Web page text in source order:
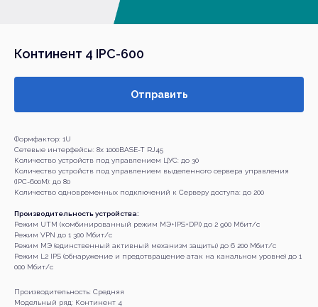
Континент 4 IPC-600
Отправить
Формфактор: 1U
Сетевые интерфейсы: 8х 1000BASE-T RJ45
Количество устройств под управлением ЦУС: до 30
Количество устройств под управлением выделенного сервера управления
(IPC-600M): до 80
Количество одновременных подключений к Серверу доступа: до 200
Производительность устройства:
Режим UTM (комбинированный режим МЭ+IPS+DPI) до 2 900 Мбит/с
Режим VPN до 1 300 Мбит/с
Режим МЭ (единственный активный механизм защиты) до 6 200 Мбит/с
Режим L2 IPS (обнаружение и предотвращение атак на канальном уровне) до 1
000 Мбит/с
Производительность: Средняя
Модельный ряд: Континент 4